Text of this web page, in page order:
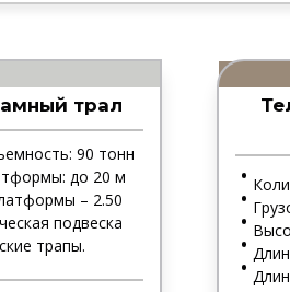
трал
90 тонн
до 20 м
– 2.50
подвеска
трапы.